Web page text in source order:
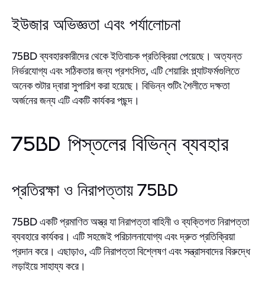
ইউজার অভিজ্ঞতা এবং পর্যালোচনা
75BD ব্যবহারকারীদের থেকে ইতিবাচক প্রতিক্রিয়া পেয়েছে। অত্যন্ত
নির্ভরযোগ্য এবং সঠিকতার জন্য প্রশংসিত, এটি শেয়ারিং প্ল্যাটফর্মগুলিতে
অনেক শুটার দ্বারা সুপারিশ করা হয়েছে। বিভিন্ন শুটিং শৈলীতে দক্ষতা
অর্জনের জন্য এটি একটি কার্যকর পছন্দ।
75BD পিস্তলের বিভিন্ন ব্যবহার
প্রতিরক্ষা ও নিরাপত্তায় 75BD
75BD একটি প্রমাণিত অস্ত্র যা নিরাপত্তা বাহিনী ও ব্যক্তিগত নিরাপত্তা
ব্যবহারে কার্যকর। এটি সহজেই পরিচালনাযোগ্য এবং দ্রুত প্রতিক্রিয়া
প্রদান করে। এছাড়াও, এটি নিরাপত্তা বিশ্লেষণ এবং সন্ত্রাসবাদের বিরুদ্ধে
লড়াইয়ে সাহায্য করে।